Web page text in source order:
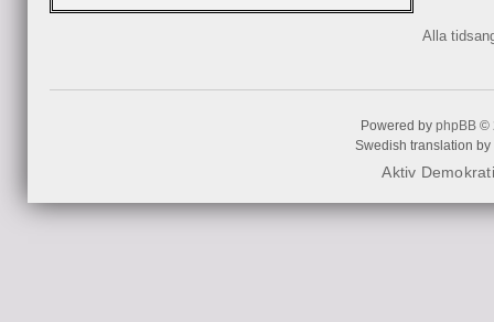
Alla
Powered by phpBB©
Swedish translation by
Aktiv Demokrati